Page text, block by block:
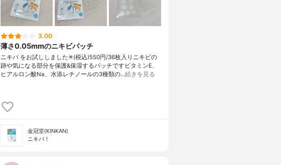
3.00
薄さ0.05mmのニキビパッチ
ニキパ をお試ししました✳︎(税込)550円/36枚入りニキビの
跡や気になる部分を保護&保湿するパッチですビタミンE、
ヒアルロン酸Na、水添レチノールの3種類の…続きを見る
金冠堂(KINKAN)
ニキパ！